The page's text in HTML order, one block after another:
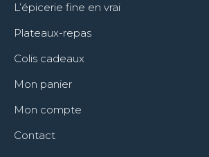
L’épicerie fine en vrai
Plateaux-repas
Colis cadeaux
Mon panier
Mon compte
Contact